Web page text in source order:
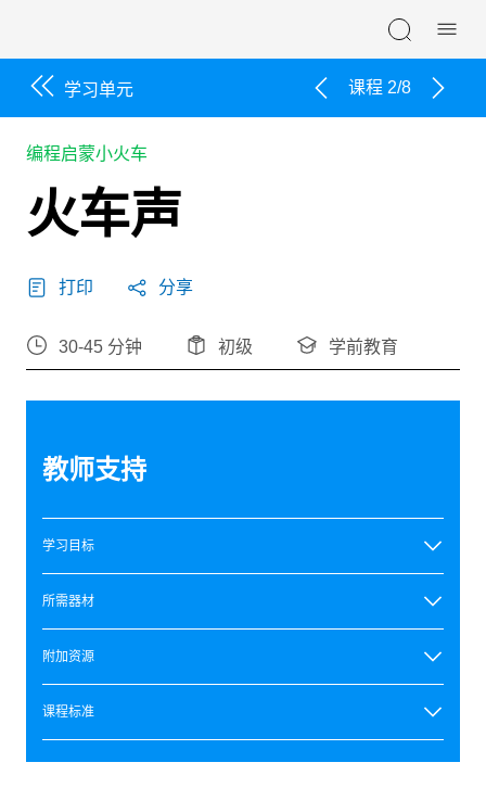
学习单元 课程 2/8
编程启蒙小火车
火车声
打印 分享
30-45 分钟 初级 学前教育
教师支持
学习目标
所需器材
附加资源
课程标准